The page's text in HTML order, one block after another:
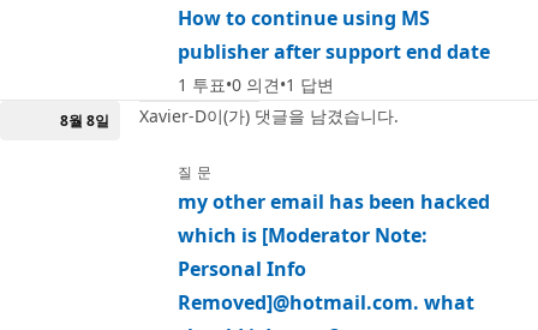
How to continue using MS
publisher after support end date
1 투표 0 의견 1 답변
8월 8일 Xavier-D이(가) 댓글을 남겼습니다.
질문
my other email has been hacked
which is [Moderator Note:
Personal Info
Removed]@hotmail.com. what